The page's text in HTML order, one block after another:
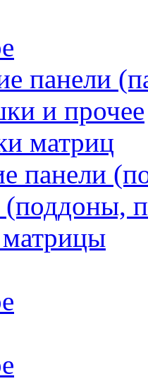
панели
и прочее
матриц
панели